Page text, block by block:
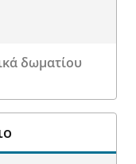
δωματίου